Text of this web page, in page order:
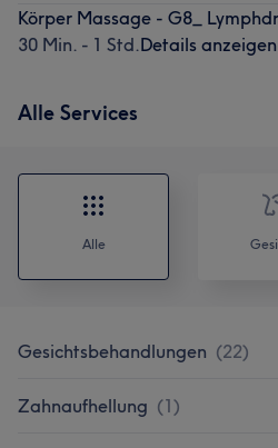
Körper Massage - G8_
30 Min. - 1 Std.Details anzeigen
Alle Services
Alle
Gesichtsbehandlungen (22)
Zahnaufhellung (1)